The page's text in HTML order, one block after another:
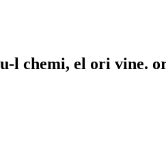
l chemi, el ori vine.